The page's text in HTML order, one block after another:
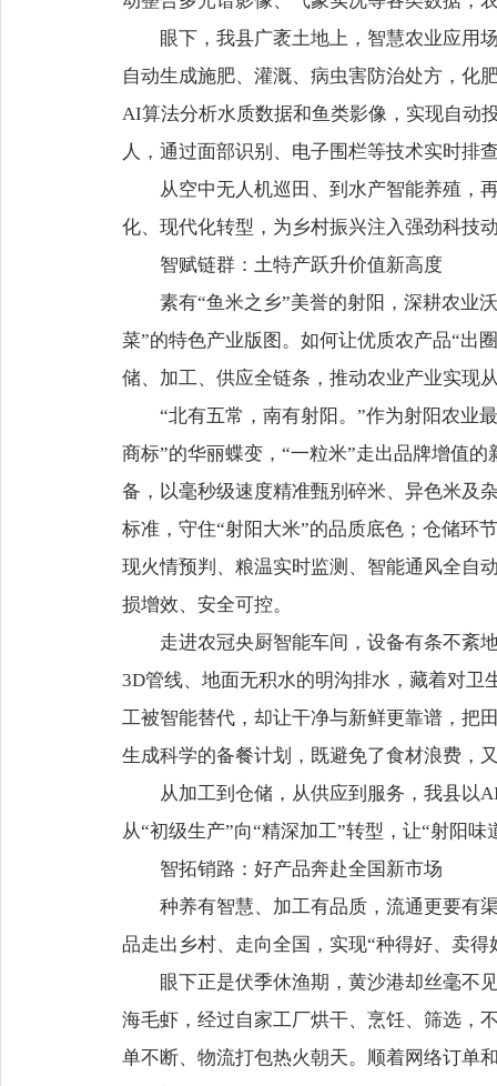
眼下，我县广袤土地上，智慧农业应用
自动生成施肥、灌溉、病虫害防治处方，化
AI算法分析水质数据和鱼类影像，实现自动
人，通过面部识别、电子围栏等技术实时
从空中无人机巡田、到水产智能养殖，
化、现代化转型，为乡村振兴注入强劲科技
智赋链群：土特产跃升价值新高度
素有“鱼米之乡”美誉的射阳，深耕农业
菜”的特色产业版图。如何让优质农产品“出
储、加工、供应全链条，推动农业产业实现
“北有五常，南有射阳。”作为射阳农业
商标”的华丽蝶变，“一粒米”走出品牌增值
备，以毫秒级速度精准甄别碎米、异色米及
标准，守住“射阳大米”的品质底色；仓储环
现火情预判、粮温实时监测、智能通风全自
损增效、安全可控。
走进农冠央厨智能车间，设备有条不紊
3D管线、地面无积水的明沟排水，藏着对
工被智能替代，却让干净与新鲜更靠谱，把
生成科学的备餐计划，既避免了食材浪费，
从加工到仓储，从供应到服务，我县以
从“初级生产”向“精深加工”转型，让“射阳味
智拓销路：好产品奔赴全国新市场
种养有智慧、加工有品质，流通更要有
品走出乡村、走向全国，实现“种得好、卖得
眼下正是伏季休渔期，黄沙港却丝毫不
海毛虾，经过自家工厂烘干、烹饪、筛选
单不断、物流打包热火朝天。顺着网络订单